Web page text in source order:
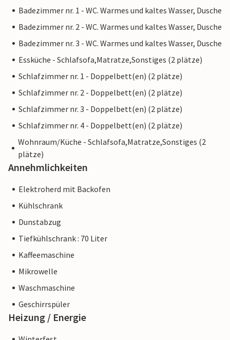
Badezimmer nr. 1 - WC. Warmes und kaltes Wasser, Dusche
Badezimmer nr. 2 - WC. Warmes und kaltes Wasser, Dusche
Badezimmer nr. 3 - WC. Warmes und kaltes Wasser, Dusche
Essküche - Schlafsofa,Matratze,Sonstiges (2 plätze)
Schlafzimmer nr. 1 - Doppelbett(en) (2 plätze)
Schlafzimmer nr. 2 - Doppelbett(en) (2 plätze)
Schlafzimmer nr. 3 - Doppelbett(en) (2 plätze)
Schlafzimmer nr. 4 - Doppelbett(en) (2 plätze)
Wohnraum/Küche - Schlafsofa,Matratze,Sonstiges (2
plätze)
Annehmlichkeiten
Elektroherd mit Backofen
Kühlschrank
Dunstabzug
Tiefkühlschrank : 70 Liter
Kaffeemaschine
Mikrowelle
Waschmaschine
Geschirrspüler
Heizung / Energie